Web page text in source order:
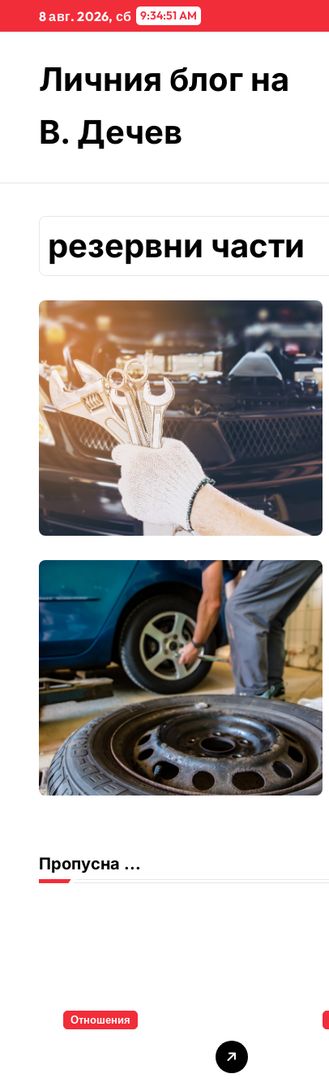
8 авг. 2026, сб 9:34:51 AM
Личния блог на
В. Дечев
резервни части
Пропусна ...
Отношения